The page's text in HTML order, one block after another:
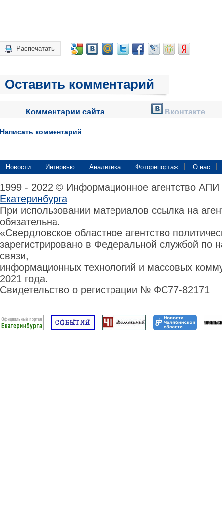
Распечатать
Оставить комментарий
Комментарии сайта Вконтакте
Написать комментарий
Новости Интервью Аналитика Фоторепортаж О нас
1999 - 2022 © Информационное агентство
Екатеринбурга
При использовании материалов ссылка на
обязательна.
«Свердловское областное агентство
зарегистрировано в Федеральной службой по
связи,
информационных технологий и массовых
2021 года.
Свидетельство о регистрации № ФС77-82171